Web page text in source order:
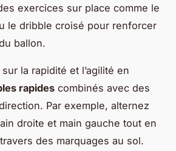
exercices sur place comme le
le dribble croisé pour renforcer
ballon.
la rapidité et l’agilité en
rapides combinés avec des
Par exemple, alternez
droite et main gauche tout en
des marquages au sol.